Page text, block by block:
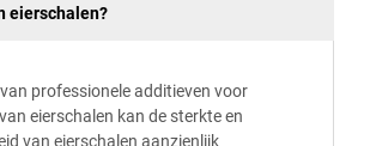
eierschalen?
professionele additieven voor
eierschalen kan de sterkte en
van eierschalen aanzienlijk